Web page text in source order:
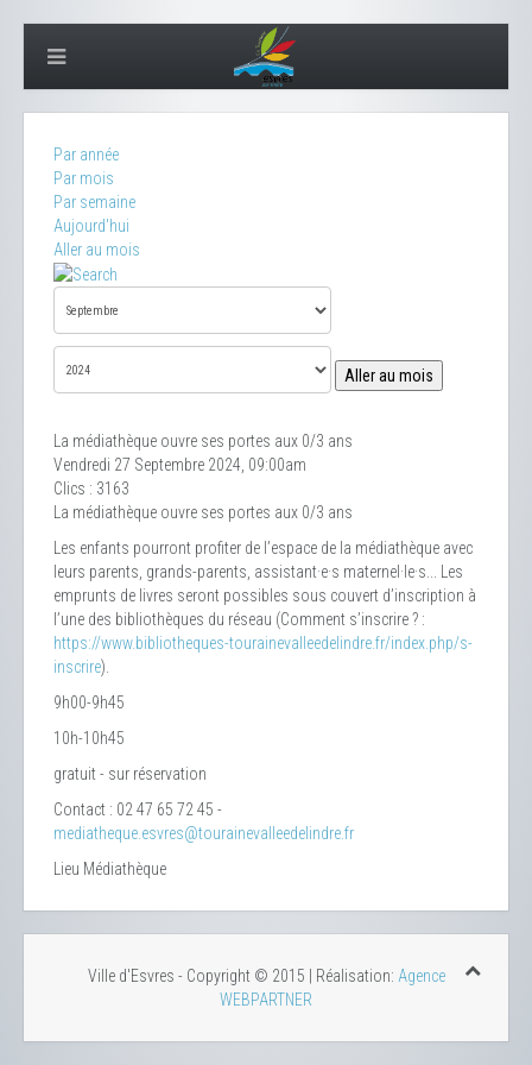
Par année
Par mois
Par semaine
Aujourd'hui
Aller au mois
Aller au mois
La médiathèque ouvre ses portes aux 0/3 ans
Vendredi 27 Septembre 2024, 09:00am
Clics : 3163
La médiathèque ouvre ses portes aux 0/3 ans
Les enfants pourront profiter de l’espace de la médiathèque avec
leurs parents, grands-parents, assistant·e·s maternel·le·s... Les
emprunts de livres seront possibles sous couvert d’inscription à
l’une des bibliothèques du réseau (Comment s’inscrire ? :
https://www.bibliotheques-tourainevalleedelindre.fr/index.php/s-
inscrire).
9h00-9h45
10h-10h45
gratuit - sur réservation
Contact : 02 47 65 72 45 -
mediatheque.esvres@tourainevalleedelindre.fr
Lieu Médiathèque
Ville d'Esvres - Copyright © 2015 | Réalisation: Agence
WEBPARTNER